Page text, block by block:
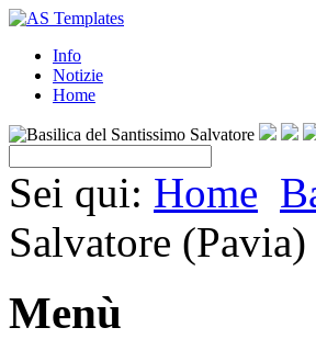
Info
Notizie
Home
Sei qui: Home
Salvatore (Pavia)
Menù